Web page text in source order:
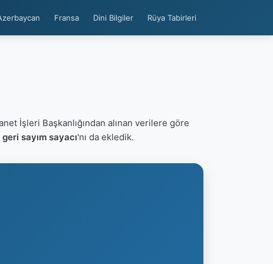
Fransa Dini Bilgiler Rüya Tabirleri
İşleri Başkanlığından alınan verilere göre
sayım sayacı'nı da ekledik.